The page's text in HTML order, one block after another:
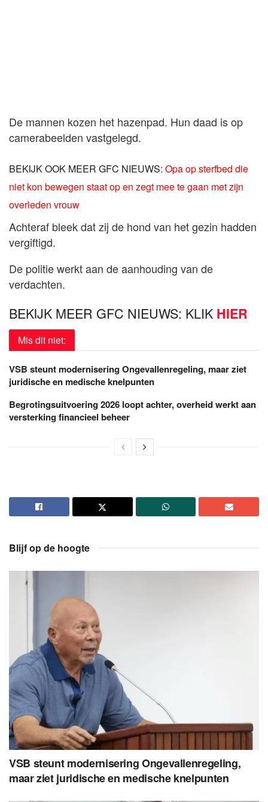
De mannen kozen het hazenpad. Hun daad is op
camerabeelden vastgelegd.
BEKIJK OOK MEER GFC NIEUWS: Opa op sterfbed die
niet kon bewegen staat op en zegt mee te gaan met zijn
overleden vrouw
Achteraf bleek dat zij de hond van het gezin hadden
vergiftigd.
De politie werkt aan de aanhouding van de
verdachten.
BEKIJK MEER GFC NIEUWS: KLIK HIER
Mis dit niet:
VSB steunt modernisering Ongevallenregeling, maar ziet
juridische en medische knelpunten
Begrotingsuitvoering 2026 loopt achter, overheid werkt aan
versterking financieel beheer
Blijf op de hoogte
VSB steunt modernisering Ongevallenregeling,
maar ziet juridische en medische knelpunten